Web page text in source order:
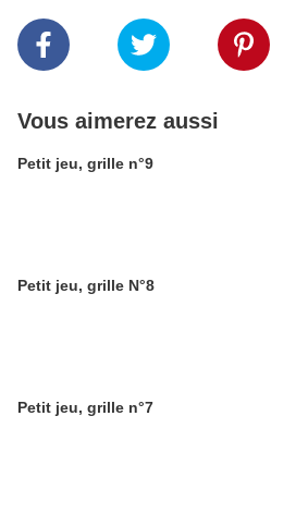
Vous aimerez aussi
Petit jeu, grille n°9
Petit jeu, grille N°8
Petit jeu, grille n°7